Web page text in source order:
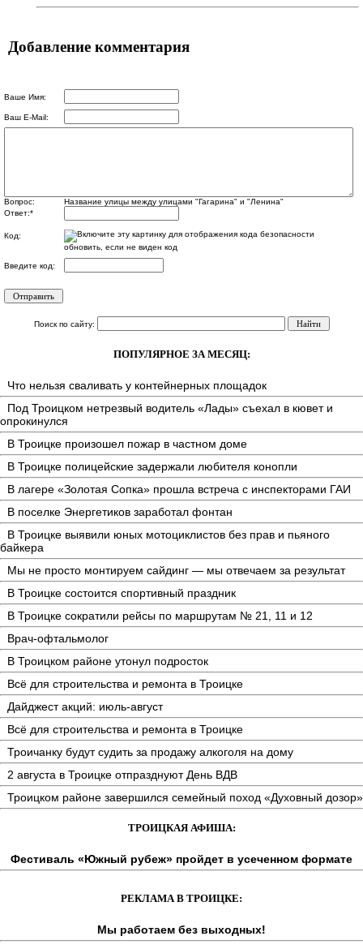
Добавление комментария
Ваше Имя:
Ваш E-Mail:
Вопрос:
Название улицы между улицами "Гагарина" и "Ленина"
Ответ:*
Код:
обновить, если не виден код
Введите код:
Поиск по сайту:
ПОПУЛЯРНОЕ ЗА МЕСЯЦ:
Что нельзя сваливать у контейнерных площадок
Под Троицком нетрезвый водитель «Лады» съехал в кювет и
опрокинулся
В Троицке произошел пожар в частном доме
В Троицке полицейские задержали любителя конопли
В лагере «Золотая Сопка» прошла встреча с инспекторами ГАИ
В поселке Энергетиков заработал фонтан
В Троицке выявили юных мотоциклистов без прав и пьяного
байкера
Мы не просто монтируем сайдинг — мы отвечаем за результат
В Троицке состоится спортивный праздник
В Троицке сократили рейсы по маршрутам № 21, 11 и 12
Врач-офтальмолог
В Троицком районе утонул подросток
Всё для строительства и ремонта в Троицке
Дайджест акций: июль-август
Всё для строительства и ремонта в Троицке
Троичанку будут судить за продажу алкоголя на дому
2 августа в Троицке отпразднуют День ВДВ
Троицком районе завершился семейный поход «Духовный дозор»
ТРОИЦКАЯ АФИША:
Фестиваль «Южный рубеж» пройдет в усеченном формате
РЕКЛАМА В ТРОИЦКЕ:
Мы работаем без выходных!